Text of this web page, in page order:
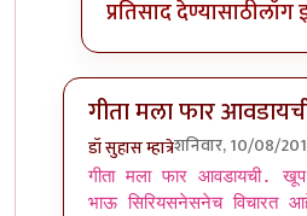
प्रतिसाद देण्यासाठीलॉग
गीता मला फार
डॉ सुहास म्हात्रेशनिवार, 10/08/
In reply toगीता मला फार
गीता मला फार आवडायची.
भाऊ सिरियसनेसनेच विचारत